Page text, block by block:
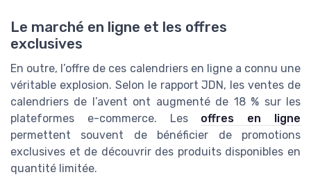
Le marché en ligne et les offres
exclusives
En outre, l’offre de ces calendriers en ligne a connu une
véritable explosion. Selon le rapport JDN, les ventes de
calendriers de l’avent ont augmenté de 18 % sur les
plateformes e-commerce. Les offres en ligne
permettent souvent de bénéficier de promotions
exclusives et de découvrir des produits disponibles en
quantité limitée.